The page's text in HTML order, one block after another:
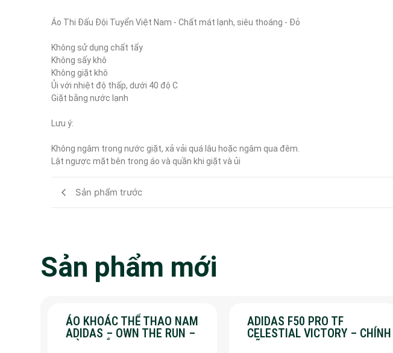
Áo Thi Đấu Đội Tuyển Việt Nam - Chất mát lạnh, siêu thoáng - Đỏ
Không sử dụng chất tẩy
Không sấy khô
Không giặt khô
Ủi với nhiệt độ thấp, dưới 40 độ C
Giặt bằng nước lạnh
Lưu ý:
Không ngâm trong nước giặt, xả vải quá lâu hoặc ngâm qua đêm.
Lật ngược mặt bên trong áo và quần khi giặt và ủi
Sản phẩm trước
Sản phẩm mới
ÁO KHOÁC THỂ THAO NAM
ADIDAS – OWN THE RUN –
MÀU TRẮNG
ADIDAS F50 PRO TF
CELESTIAL VICTORY – CHÍNH
HÃNG – SALE 30%